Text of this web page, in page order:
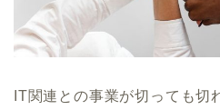
IT関連との事業が切っても切